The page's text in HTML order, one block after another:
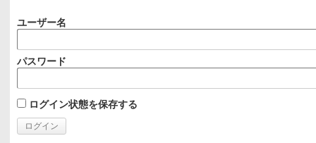
ユーザー名
パスワード
ログイン状態を保存する